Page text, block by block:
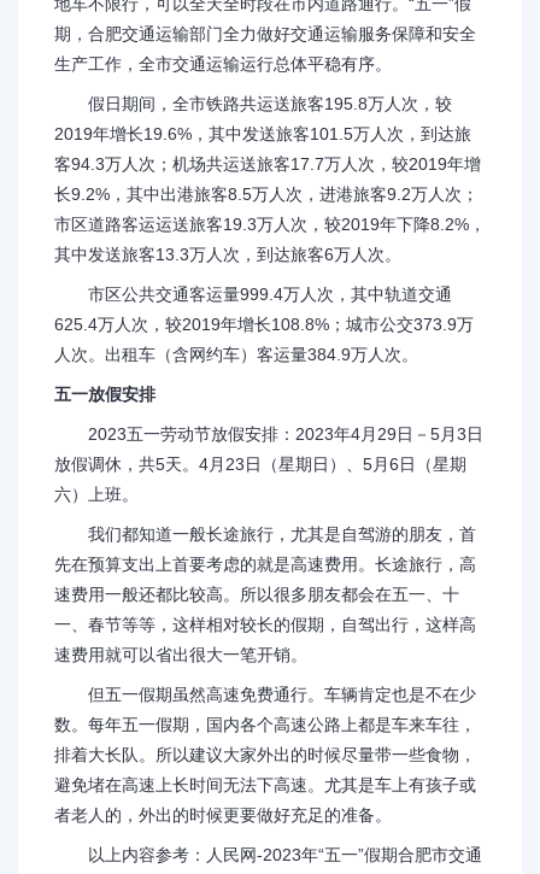
期，合肥交通运输部门全力做好交通运输服务保障和安全
生产工作，全市交通运输运行总体平稳有序。
假日期间，全市铁路共运送旅客195.8万人次，较
2019年增长19.6%，其中发送旅客101.5万人次，到达旅
客94.3万人次；机场共运送旅客17.7万人次，较2019年增
长9.2%，其中出港旅客8.5万人次，进港旅客9.2万人次；
市区道路客运运送旅客19.3万人次，较2019年下降8.2%，
其中发送旅客13.3万人次，到达旅客6万人次。
市区公共交通客运量999.4万人次，其中轨道交通
625.4万人次，较2019年增长108.8%；城市公交373.9万
人次。出租车（含网约车）客运量384.9万人次。
五一放假安排
2023五一劳动节放假安排：2023年4月29日－5月3日
放假调休，共5天。4月23日（星期日）、5月6日（星期
六）上班。
我们都知道一般长途旅行，尤其是自驾游的朋友，首
先在预算支出上首要考虑的就是高速费用。长途旅行，高
速费用一般还都比较高。所以很多朋友都会在五一、十
一、春节等等，这样相对较长的假期，自驾出行，这样高
速费用就可以省出很大一笔开销。
但五一假期虽然高速免费通行。车辆肯定也是不在少
数。每年五一假期，国内各个高速公路上都是车来车往，
排着大长队。所以建议大家外出的时候尽量带一些食物，
避免堵在高速上长时间无法下高速。尤其是车上有孩子或
者老人的，外出的时候更要做好充足的准备。
以上内容参考：人民网-2023年“五一”假期合肥市交通